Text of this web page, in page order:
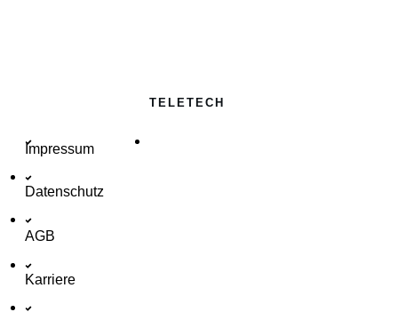
TELETECH
Impressum
Datenschutz
AGB
Karriere